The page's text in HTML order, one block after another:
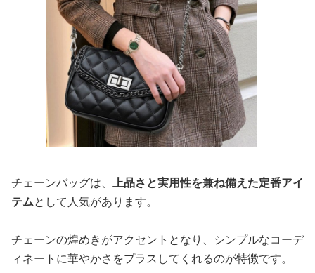
チェーンバッグは、 上品さと実用性を兼ね備えた定番アイ
テムとして人気があります。
チェーンの煌めきがアクセントとなり、シンプルなコーデ
ィネートに華やかさをプラスしてくれるのが特徴です。